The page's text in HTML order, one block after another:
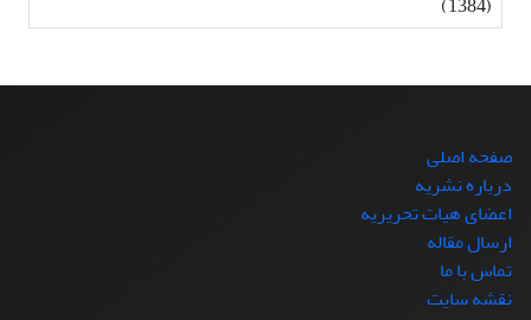
صفحه اصلی
درباره نشریه
اعضای هیات تحریریه
ارسال مقاله
تماس با ما
نقشه سایت